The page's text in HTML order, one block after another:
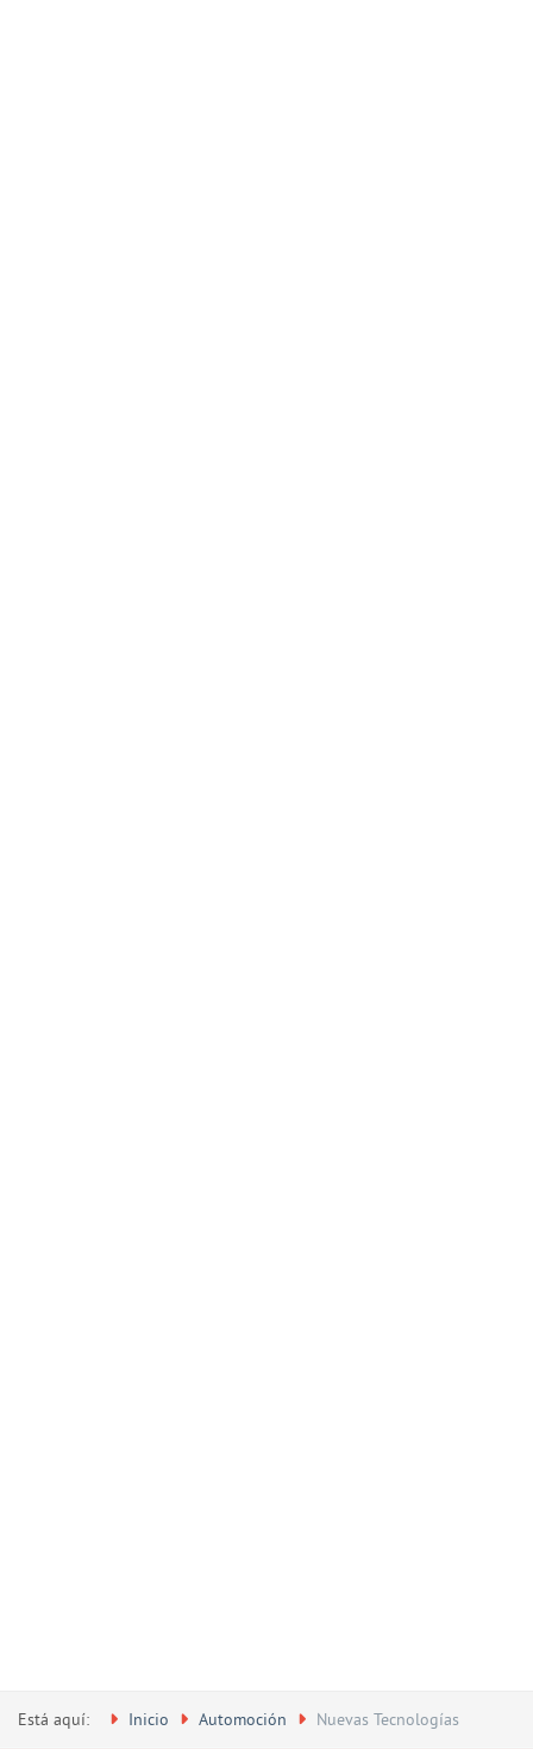
Está aquí: Inicio Automoción Nuevas Tecnologías